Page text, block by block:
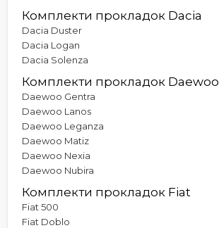
Комплекти прокладок Dacia
Dacia Duster
Dacia Logan
Dacia Solenza
Комплекти прокладок Daewoo
Daewoo Gentra
Daewoo Lanos
Daewoo Leganza
Daewoo Matiz
Daewoo Nexia
Daewoo Nubira
Комплекти прокладок Fiat
Fiat 500
Fiat Doblo